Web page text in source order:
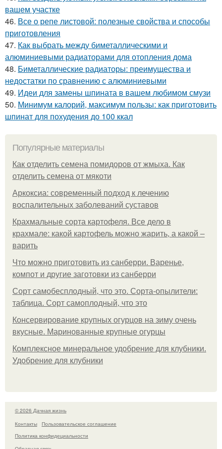
вашем участке
46. Все о репе листовой: полезные свойства и способы
приготовления
47. Как выбрать между биметаллическими и
алюминиевыми радиаторами для отопления дома
48. Биметаллические радиаторы: преимущества и
недостатки по сравнению с алюминиевыми
49. Идеи для замены шпината в вашем любимом смузи
50. Минимум калорий, максимум пользы: как приготовить
шпинат для похудения до 100 ккал
Популярные материалы
Как отделить семена помидоров от жмыха. Как
отделить семена от мякоти
Аркоксиа: современный подход к лечению
воспалительных заболеваний суставов
Крахмальные сорта картофеля. Все дело в
крахмале: какой картофель можно жарить, а какой –
варить
Что можно приготовить из санберри. Варенье,
компот и другие заготовки из санберри
Сорт самобесплодный, что это. Сорта-опылители:
таблица. Сорт самоплодный, что это
Консервирование крупных огурцов на зиму очень
вкусные. Маринованные крупные огурцы
Комплексное минеральное удобрение для клубники.
Удобрение для клубники
© 2026 Дачная жизнь
Контакты
Пользовательское соглашение
Политика конфидециальности